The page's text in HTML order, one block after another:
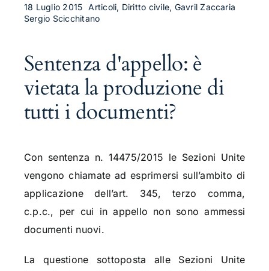
Contatti
18 Luglio 2015
Articoli, Diritto civile, Gavril Zaccaria
Sergio Scicchitano
Sentenza d'appello: è
vietata la produzione di
tutti i documenti?
Con sentenza n. 14475/2015 le Sezioni Unite
vengono chiamate ad esprimersi sull’ambito di
applicazione dell’art. 345, terzo comma,
c.p.c., per cui in appello non sono ammessi
documenti nuovi.
La questione sottoposta alle Sezioni Unite